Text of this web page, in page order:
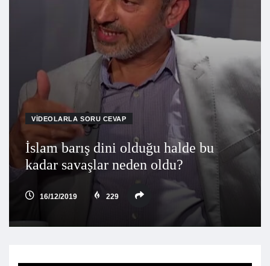
VIDEOLARLA SORU CEVAP
İslam barış dini olduğu halde bu
kadar savaşlar neden oldu?
16/12/2019 229